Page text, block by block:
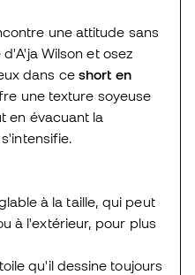
une attitude sans
Wilson et osez
dans ce short en
une texture soyeuse
en évacuant la
à la taille, qui peut
à l'extérieur, pour plus
qu'il dessine toujours